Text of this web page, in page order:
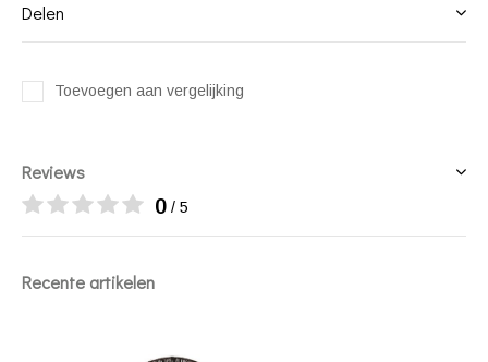
Delen
Toevoegen aan vergelijking
Reviews
0 / 5
Recente artikelen